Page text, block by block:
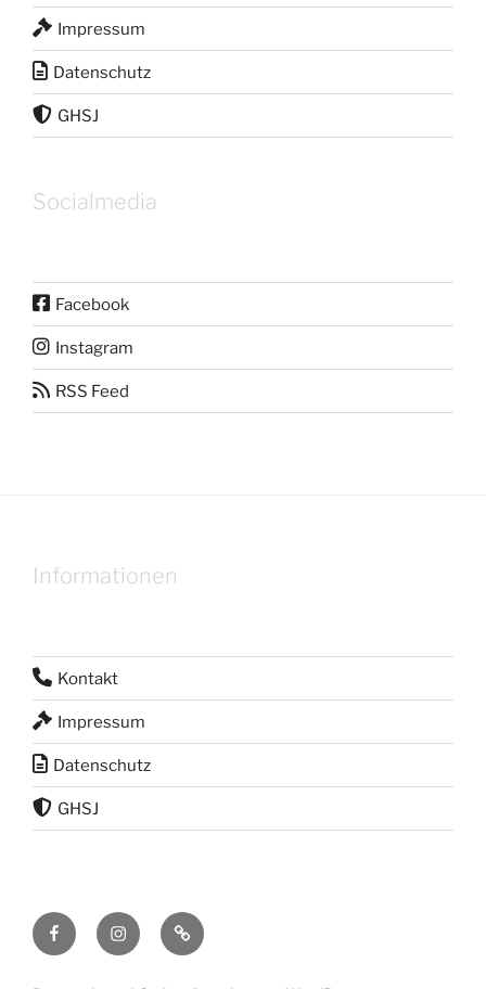
Impressum
Datenschutz
GHSJ
Socialmedia
Facebook
Instagram
RSS Feed
Informationen
Kontakt
Impressum
Datenschutz
GHSJ
FacebookInstagram
RSS